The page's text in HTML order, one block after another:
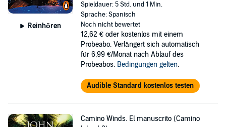
Reinhören
Spieldauer: 5 Std. und 1 Min.
Sprache: Spanisch
Noch nicht bewertet
12,62 € oder kostenlos mit einem
Probeabo. Verlängert sich automatisch
für 6,99 €/Monat nach Ablauf des
Probeabos. Bedingungen gelten.
Audible Standard kostenlos testen
Camino Winds. El manuscrito (Camino